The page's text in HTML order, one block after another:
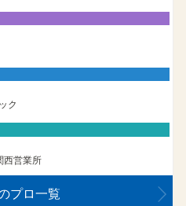
ク
西営業所
プロ一覧